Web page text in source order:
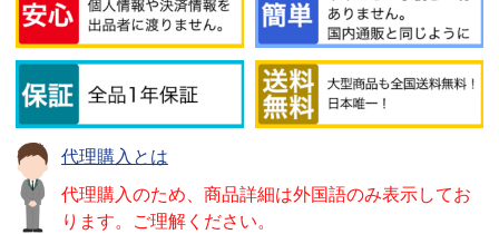
代理購入とは
代理購入のため、商品詳細は外国語のみ表示してお
ります。ご理解ください。